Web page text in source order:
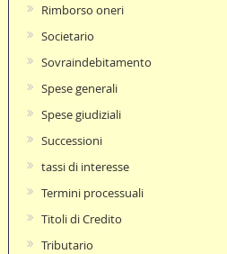
Rimborso oneri
Societario
Sovraindebitamento
Spese generali
Spese giudiziali
Successioni
tassi di interesse
Termini processuali
Titoli di Credito
Tributario